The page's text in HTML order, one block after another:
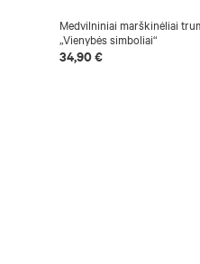
Medvilniniai marškinėliai
„Vienybės simboliai“
34,90 €